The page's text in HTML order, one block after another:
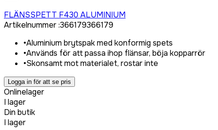
FLÄNSSPETT F430 ALUMINIUM
Artikelnummer:366179366179
•Aluminium brytspak med konformig spets
•Används för att passa ihop flänsar, böja kopparrör
•Skonsamt mot materialet, rostar inte
Logga in för att se pris
Onlinelager
I lager
Din butik
I lager